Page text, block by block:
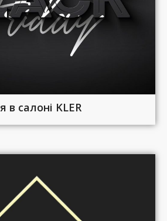
салоні KLER